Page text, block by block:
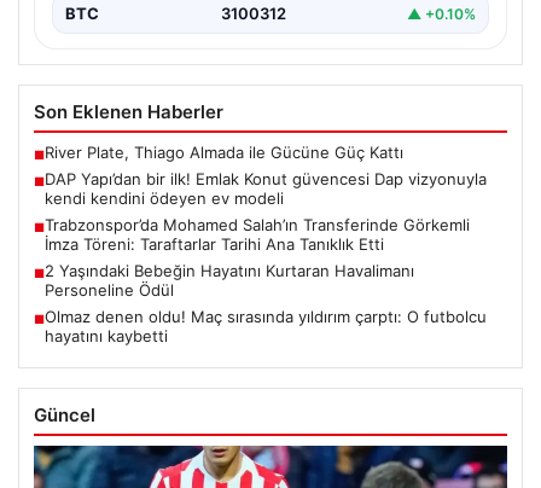
BTC 3100312 ▲ +0.10%
Son Eklenen Haberler
■River Plate, Thiago Almada ile Gücüne Güç Kattı
■DAP Yapı’dan bir ilk! Emlak Konut güvencesi Dap vizyonuyla
kendi kendini ödeyen ev modeli
■Trabzonspor’da Mohamed Salah’ın Transferinde Görkemli
İmza Töreni: Taraftarlar Tarihi Ana Tanıklık Etti
■2 Yaşındaki Bebeğin Hayatını Kurtaran Havalimanı
Personeline Ödül
■Olmaz denen oldu! Maç sırasında yıldırım çarptı: O futbolcu
hayatını kaybetti
Güncel